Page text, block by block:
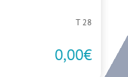
T 28
0,00€